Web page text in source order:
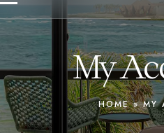
My
HOME»MY